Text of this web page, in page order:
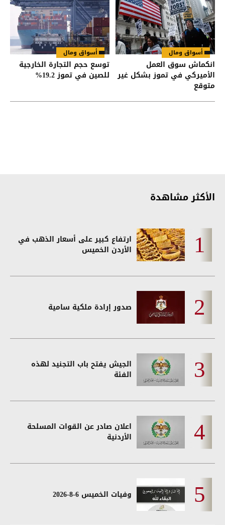
أسواق ومال
انكماش سوق العمل
الأميركي في تموز بشكل غير
متوقع
أسواق ومال
توسع حجم التجارة الخارجية
للصين في تموز 19.2%
الأكثر مشاهدة
ارتفاع كبير على أسعار الذهب في
الأردن الخميس
صدور إرادة ملكية سامية
الجيش يفتح باب التجنيد لهذه
الفئة
اعلان صادر عن القوات المسلحة
الأردنية
وفيات الخميس 6-8-2026